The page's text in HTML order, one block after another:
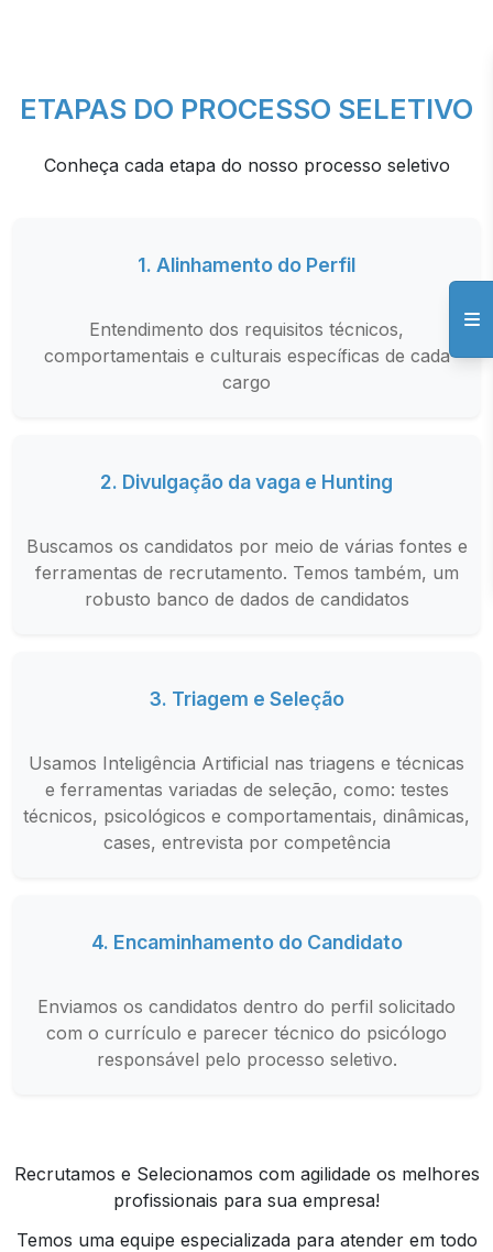
ETAPAS DO PROCESSO SELETIVO
Conheça cada etapa do nosso processo seletivo
1. Alinhamento do Perfil
Entendimento dos requisitos técnicos,
comportamentais e culturais específicas de cada
cargo
2. Divulgação da vaga e Hunting
Buscamos os candidatos por meio de várias fontes e
ferramentas de recrutamento. Temos também, um
robusto banco de dados de candidatos
3. Triagem e Seleção
Usamos Inteligência Artificial nas triagens e técnicas
e ferramentas variadas de seleção, como: testes
técnicos, psicológicos e comportamentais, dinâmicas,
cases, entrevista por competência
4. Encaminhamento do Candidato
Enviamos os candidatos dentro do perfil solicitado
com o currículo e parecer técnico do psicólogo
responsável pelo processo seletivo.
Recrutamos e Selecionamos com agilidade os melhores
profissionais para sua empresa!
Temos uma equipe especializada para atender em todo